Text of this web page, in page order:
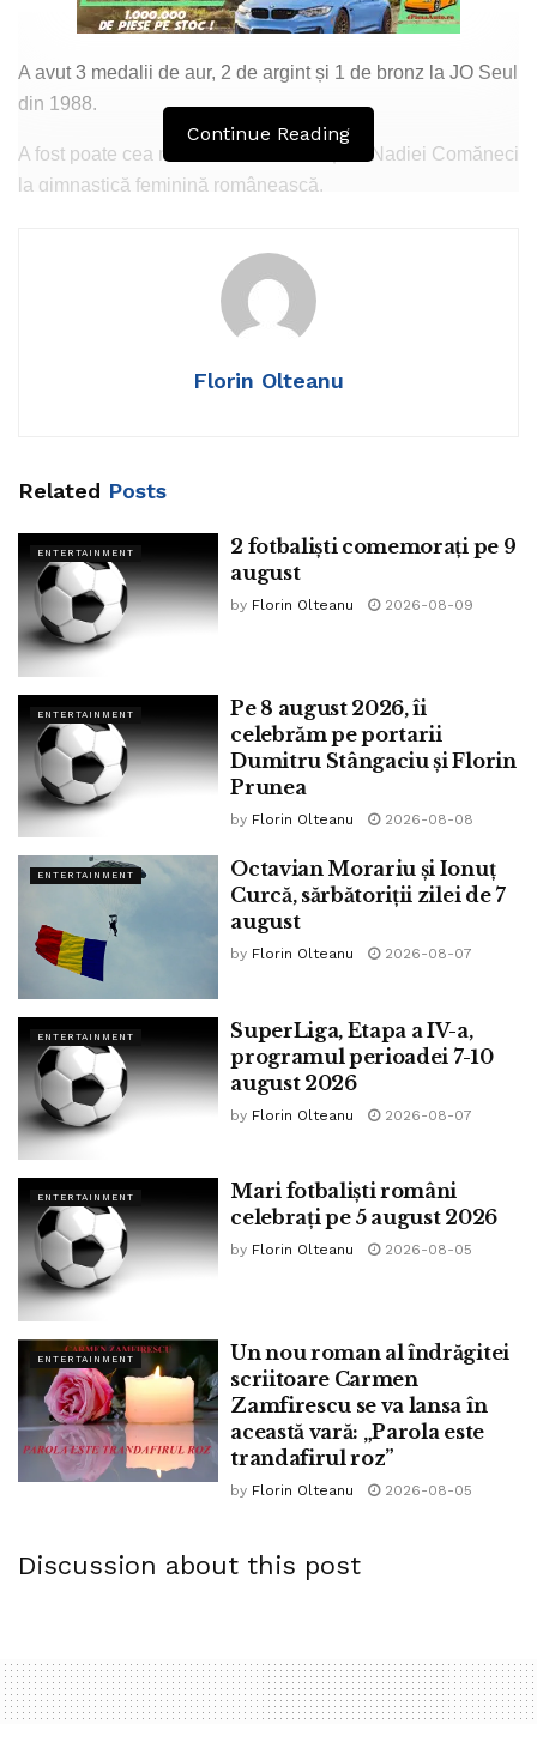
A avut 3 medalii de aur, 2 de argint și 1 de bronz la JO Seul
din 1988.
A fost poate cea mai cunoscută urmașă a Nadiei Comăneci
la gimnastică feminină românească.
Continue Reading
Florin Olteanu
Related Posts
ENTERTAINMENT
2 fotbaliști comemorați pe 9
august
by Florin Olteanu 2026-08-09
ENTERTAINMENT
Pe 8 august 2026, îi
celebrăm pe portarii
Dumitru Stângaciu și Florin
Prunea
by Florin Olteanu 2026-08-08
ENTERTAINMENT
Octavian Morariu și Ionuț
Curcă, sărbătoriții zilei de 7
august
by Florin Olteanu 2026-08-07
ENTERTAINMENT
SuperLiga, Etapa a IV-a,
programul perioadei 7-10
august 2026
by Florin Olteanu 2026-08-07
ENTERTAINMENT
Mari fotbaliști români
celebrați pe 5 august 2026
by Florin Olteanu 2026-08-05
ENTERTAINMENT
Un nou roman al îndrăgitei
scriitoare Carmen
Zamfirescu se va lansa în
această vară: „Parola este
trandafirul roz”
by Florin Olteanu 2026-08-05
Discussion about this post